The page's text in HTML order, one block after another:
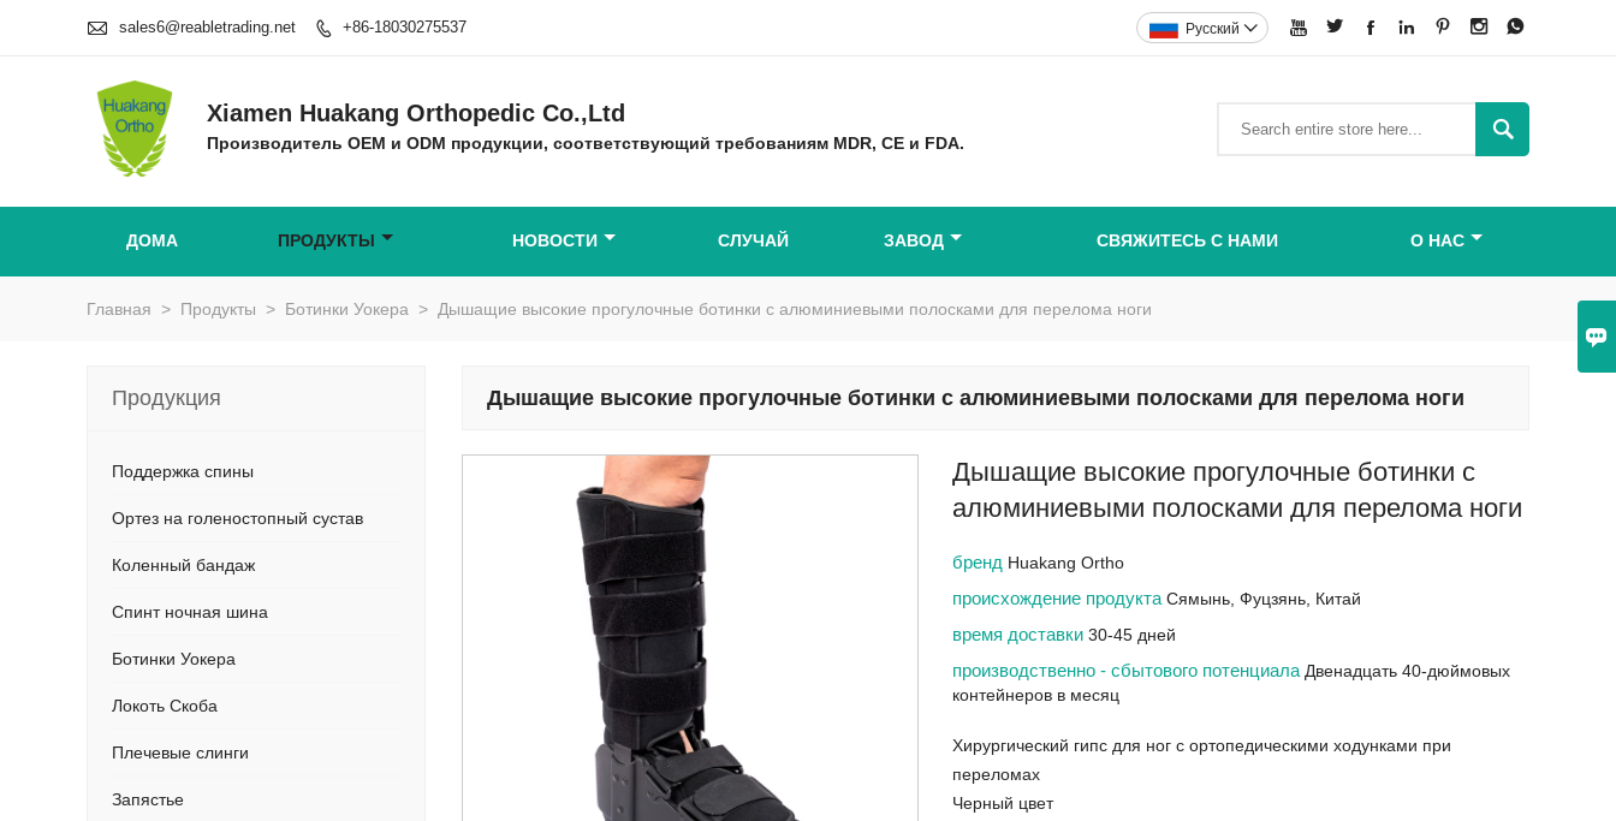

 sales6@reabletrading.net  +86-18030275537       
Pусский 
Xiamen Huakang Orthopedic Co.,Ltd
Производитель OEM и ODM продукции, соответствующий требованиям MDR, CE и FDA.

ДОМА ПРОДУКТЫ НОВОСТИ СЛУЧАЙ ЗАВОД СВЯЖИТЕСЬ С НАМИ О НАС
Главная > Продукты > Ботинки Уокера > Дышащие высокие прогулочные ботинки с алюминиевыми полосками для перелома ноги
Дышащие высокие прогулочные ботинки с алюминиевыми полосками для перелома ноги
Дышащие высокие прогулочные ботинки с
алюминиевыми полосками для перелома ноги
бренд Huakang Ortho
происхождение продуктаСямынь, Фуцзянь, Китай
время доставки30-45 дней
производственно - сбытового потенциала Двенадцать 40-дюймовых
контейнеров в месяц
Хирургический гипс для ног с ортопедическими ходунками при
переломах
Черный цвет
Продукция
Поддержка спины
Ортез на голеностопный сустав
Коленный бандаж
Спинт ночная шина
Ботинки Уокера
Локоть Скоба
Плечевые слинги
Запястье